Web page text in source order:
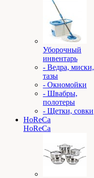
Уборочный
инвентарь
- Ведра, миски,
тазы
- Окномойки
- Швабры,
полотеры
- Щетки, совки
HoReCa
HoReCa